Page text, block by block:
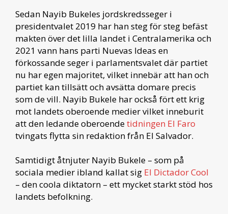
Sedan Nayib Bukeles jordskredsseger i
presidentvalet 2019 har han steg för steg befäst
makten över det lilla landet i Centralamerika och
2021 vann hans parti Nuevas Ideas en
förkossande seger i parlamentsvalet där partiet
nu har egen majoritet, vilket innebär att han och
partiet kan tillsätt och avsätta domare precis
som de vill. Nayib Bukele har också fört ett krig
mot landets oberoende medier vilket inneburit
att den ledande oberoendetidningen El Faro
tvingats flytta sin redaktion från El Salvador.
Samtidigt åtnjuter Nayib Bukele – som på
sociala medier ibland kallat sig El Dictador Cool
– den coola diktatorn – ett mycket starkt stöd hos
landets befolkning.